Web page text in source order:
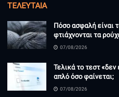
ΤΕΛΕΥΤΑΊΑ
Πόσο ασφαλή είναι
φτιάχνονται τα
07/08/2026
Τελικά το τεστ «δεν
απλό όσο φαίνεται;
07/08/2026